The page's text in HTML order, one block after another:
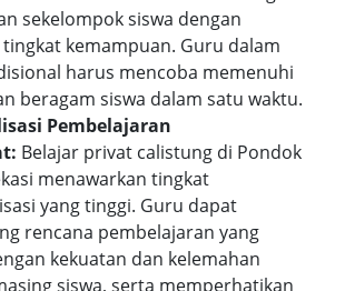
sekelompok siswa dengan
kemampuan. Guru dalam
harus mencoba memenuhi
beragam siswa dalam satu waktu.
Pembelajaran
Belajar privat calistung di Pondok
menawarkan tingkat
yang tinggi. Guru dapat
rencana pembelajaran yang
kekuatan dan kelemahan
siswa, serta memperhatikan